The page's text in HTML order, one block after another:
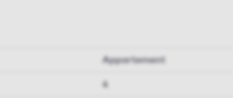
Appartement
4